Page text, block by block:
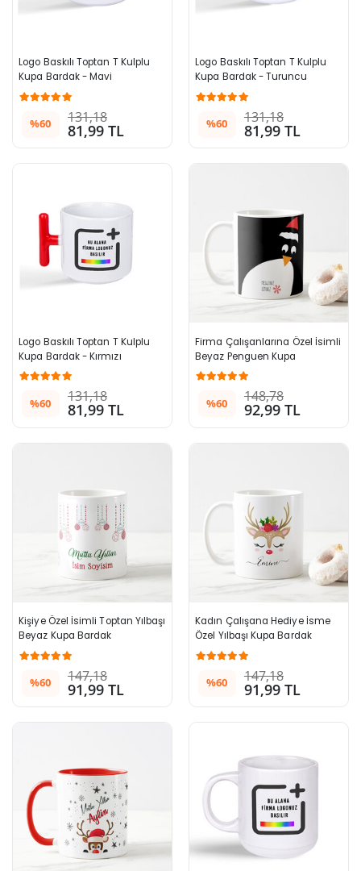
Logo Baskılı Toptan T Kulplu
Kupa Bardak - Mavi
%60 131,18
81,99 TL
Logo Baskılı Toptan T Kulplu
Kupa Bardak - Turuncu
%60 131,18
81,99 TL
Logo Baskılı Toptan T Kulplu
Kupa Bardak - Kırmızı
%60 131,18
81,99 TL
Firma Çalışanlarına Özel İsimli
Beyaz Penguen Kupa
%60 148,78
92,99 TL
Kişiye Özel İsimli Toptan Yılbaşı
Beyaz Kupa Bardak
%60 147,18
91,99 TL
Kadın Çalışana Hediye İsme
Özel Yılbaşı Kupa Bardak
%60 147,18
91,99 TL